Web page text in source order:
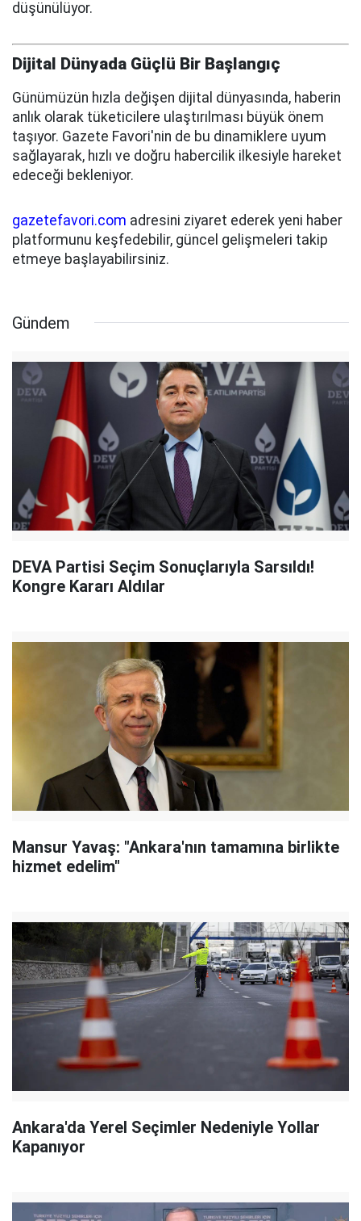
düşünülüyor.
Dijital Dünyada Güçlü Bir Başlangıç
Günümüzün hızla değişen dijital dünyasında, haberin
anlık olarak tüketicilere ulaştırılması büyük önem
taşıyor. Gazete Favori'nin de bu dinamiklere uyum
sağlayarak, hızlı ve doğru habercilik ilkesiyle hareket
edeceği bekleniyor.
gazetefavori.com adresini ziyaret ederek yeni haber
platformunu keşfedebilir, güncel gelişmeleri takip
etmeye başlayabilirsiniz.
Gündem
DEVA Partisi Seçim Sonuçlarıyla Sarsıldı!
Kongre Kararı Aldılar
Mansur Yavaş: "Ankara'nın tamamına birlikte
hizmet edelim"
Ankara'da Yerel Seçimler Nedeniyle Yollar
Kapanıyor